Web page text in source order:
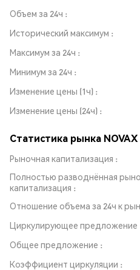
Объем за 24ч
Исторический максимум
Максимум за 24ч
Минимум за 24ч
Изменение цены (1ч)
Изменение цены (24ч)
Статистика рынка NOVAX
Рыночная капитализация
Полностью разводнённая
капитализация
Отношение объема за 24ч к
Циркулирующее предложение
Общее предложение
Коэффициент циркуляции